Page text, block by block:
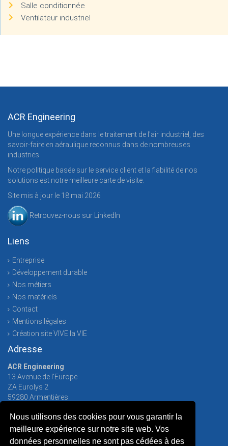
Nous utilisons des cookies pour vous garantir la
meilleure expérience sur notre site web. Vos
données personnelles ne sont pas cédées à des
Salle conditionnée
Ventilateur industriel
ACR Engineering
Une longue expérience dans le traitement de l'air industriel, des
savoir-faire en aéraulique reconnus dans de nombreuses
industries.
Notre politique basée sur le service client et la fiabilité de nos
solutions est notre meilleure carte de visite.
Site mis à jour le 18 mai 2026
Retrouvez-nous sur LinkedIn
Liens
Entreprise
Développement durable
Nos métiers
Nos matériels
Contact
Mentions légales
Création site VIVE la VIE
Adresse
ACR Engineering
13 Avenue de l'Europe
ZA Eurolys 2
59280 Armentières
Fax :03 20 50 67 81
Tags